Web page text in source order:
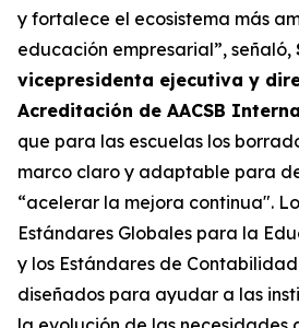
y fortalece el ecosistema más
educación empresarial”, señaló,
vicepresidenta ejecutiva y
Acreditación de AACSB
que para las escuelas los
marco claro y adaptable para
“acelerar la mejora continua".
Estándares Globales para la
y los Estándares de
diseñados para ayudar a las